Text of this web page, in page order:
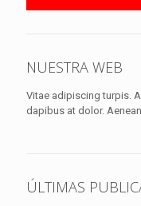
NUESTRA WEB
Vitae adipiscing turpis.
dapibus at dolor.
ÚLTIMAS